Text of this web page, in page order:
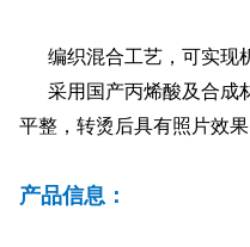
编织混合工艺，可实现
采用国产丙烯酸及合成
平整，转烫后具有照片效
产品信息：